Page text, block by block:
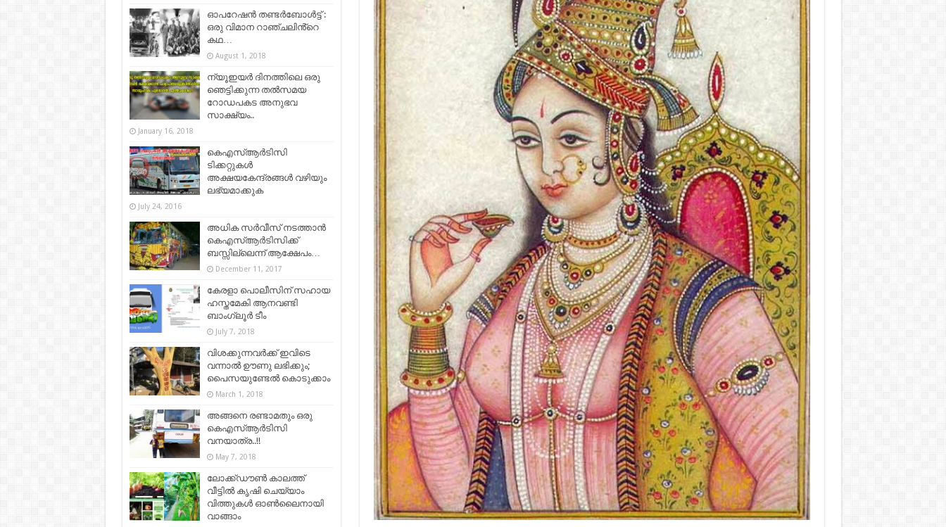
ഓപറേഷൻ തണ്ടർബോൾട്ട് :
ഒരു വിമാന റാഞ്ചലിൻ്റെ
കഥ…
August 1, 2018
ന്യൂഇയര്‍ ദിനത്തിലെ ഒരു
ഞെട്ടിക്കുന്ന തല്‍സമയ
റോഡപകട അനുഭവ
സാക്ഷ്യം..
January 16, 2018
കെഎസ്ആര്‍ടിസി
ടിക്കറ്റുകള്‍
അക്ഷയകേന്ദ്രങ്ങള്‍ വഴിയും
ലഭ്യമാക്കുക
July 24, 2016
അധിക സര്‍വീസ് നടത്താന്‍
കെഎസ്ആര്‍ടിസിക്ക്
ബസ്സില്ലെന്ന് ആക്ഷേപം…
December 11, 2017
കേരളാ പൊലീസിന് സഹായ
ഹസ്തമേകി ആനവണ്ടി
ബാംഗ്ലൂർ ടീം
July 7, 2018
വിശക്കുന്നവർക്ക് ഇവിടെ
വന്നാൽ ഊണു ലഭിക്കും;
പൈസയുണ്ടേല്‍ കൊടുക്കാം
March 1, 2018
അങ്ങനെ രണ്ടാമതും ഒരു
കെഎസ്ആർടിസി
വനയാത്ര..!!
May 7, 2018
ലോക്ക്ഡൗൺ കാലത്ത്
വീട്ടിൽ കൃഷി ചെയ്യാം
വിത്തുകൾ ഓൺലൈനായി
വാങ്ങാം